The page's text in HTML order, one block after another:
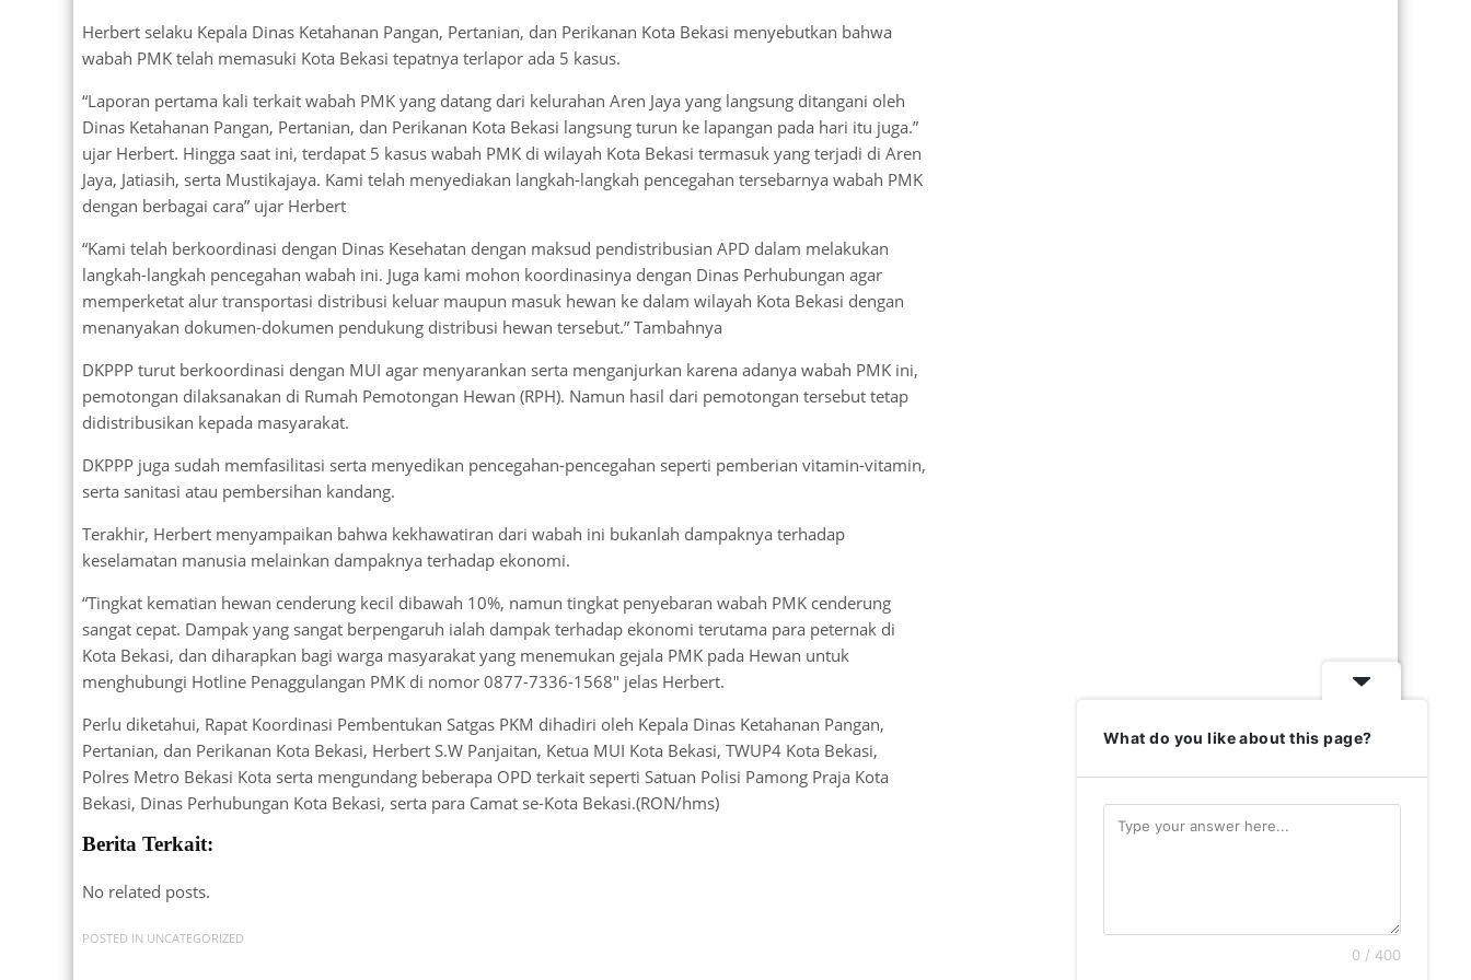
Herbert selaku Kepala Dinas Ketahanan Pangan, Pertanian, dan Perikanan Kota Bekasi menyebutkan bahwa
wabah PMK telah memasuki Kota Bekasi tepatnya terlapor ada 5 kasus.
“Laporan pertama kali terkait wabah PMK yang datang dari kelurahan Aren Jaya yang langsung ditangani oleh
Dinas Ketahanan Pangan, Pertanian, dan Perikanan Kota Bekasi langsung turun ke lapangan pada hari itu juga.”
ujar Herbert. Hingga saat ini, terdapat 5 kasus wabah PMK di wilayah Kota Bekasi termasuk yang terjadi di Aren
Jaya, Jatiasih, serta Mustikajaya. Kami telah menyediakan langkah-langkah pencegahan tersebarnya wabah PMK
dengan berbagai cara” ujar Herbert
“Kami telah berkoordinasi dengan Dinas Kesehatan dengan maksud pendistribusian APD dalam melakukan
langkah-langkah pencegahan wabah ini. Juga kami mohon koordinasinya dengan Dinas Perhubungan agar
memperketat alur transportasi distribusi keluar maupun masuk hewan ke dalam wilayah Kota Bekasi dengan
menanyakan dokumen-dokumen pendukung distribusi hewan tersebut.” Tambahnya
DKPPP turut berkoordinasi dengan MUI agar menyarankan serta menganjurkan karena adanya wabah PMK ini,
pemotongan dilaksanakan di Rumah Pemotongan Hewan (RPH). Namun hasil dari pemotongan tersebut tetap
didistribusikan kepada masyarakat.
DKPPP juga sudah memfasilitasi serta menyedikan pencegahan-pencegahan seperti pemberian vitamin-vitamin,
serta sanitasi atau pembersihan kandang.
Terakhir, Herbert menyampaikan bahwa kekhawatiran dari wabah ini bukanlah dampaknya terhadap
keselamatan manusia melainkan dampaknya terhadap ekonomi.
“Tingkat kematian hewan cenderung kecil dibawah 10%, namun tingkat penyebaran wabah PMK cenderung
sangat cepat. Dampak yang sangat berpengaruh ialah dampak terhadap ekonomi terutama para peternak di
Kota Bekasi, dan diharapkan bagi warga masyarakat yang menemukan gejala PMK pada Hewan untuk
menghubungi Hotline Penaggulangan PMK di nomor 0877-7336-1568″ jelas Herbert.
Perlu diketahui, Rapat Koordinasi Pembentukan Satgas PKM dihadiri oleh Kepala Dinas Ketahanan Pangan,
Pertanian, dan Perikanan Kota Bekasi, Herbert S.W Panjaitan, Ketua MUI Kota Bekasi, TWUP4 Kota Bekasi,
Polres Metro Bekasi Kota serta mengundang beberapa OPD terkait seperti Satuan Polisi Pamong Praja Kota
Bekasi, Dinas Perhubungan Kota Bekasi, serta para Camat se-Kota Bekasi.(RON/hms)
Berita Terkait:
No related posts.
POSTED IN UNCATEGORIZED
What do you like about this page?
0 / 400